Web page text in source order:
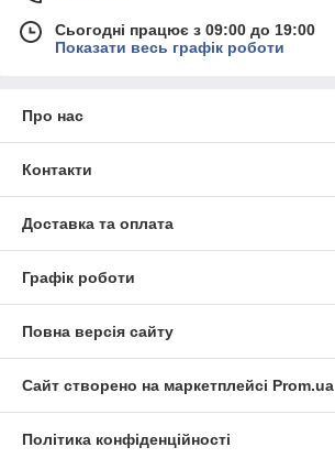
Сьогодні працює з 09:00 до 19:00
Показати весь графік роботи
Про нас
Контакти
Доставка та оплата
Графік роботи
Повна версія сайту
Сайт створено на маркетплейсі Prom.ua
Політика конфіденційності